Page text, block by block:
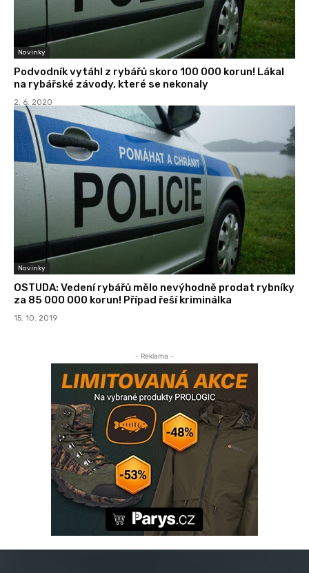
Novinky
Podvodník vytáhl z rybářů skoro 100 000 korun! Lákal
na rybářské závody, které se nekonaly
2. 6. 2020
Novinky
OSTUDA: Vedení rybářů mělo nevýhodně prodat rybníky
za 85 000 000 korun! Případ řeší kriminálka
15. 10. 2019
- Reklama -